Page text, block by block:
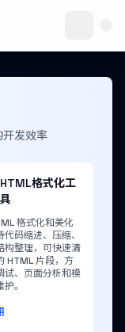
开发效率
HTML格式化工
具
格式化和美化
代码缩进、压缩、
构整理，可快速清
HTML 片段，方
试、页面分析和模
。